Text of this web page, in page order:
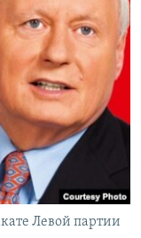
Левой партии